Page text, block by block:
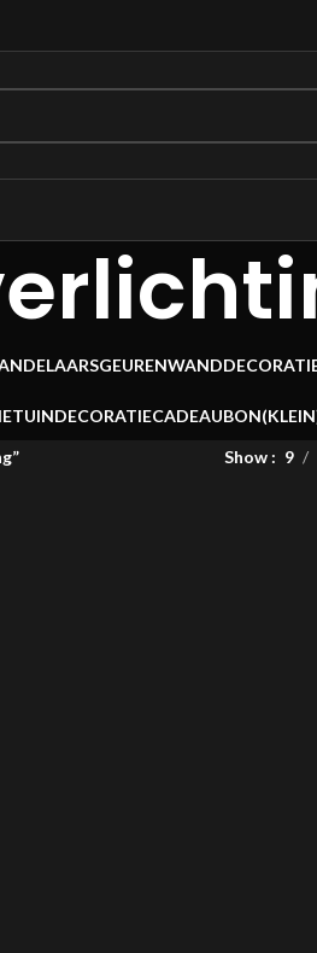
GEUREN
TUINDECORATIECADEAUBON
Show 9